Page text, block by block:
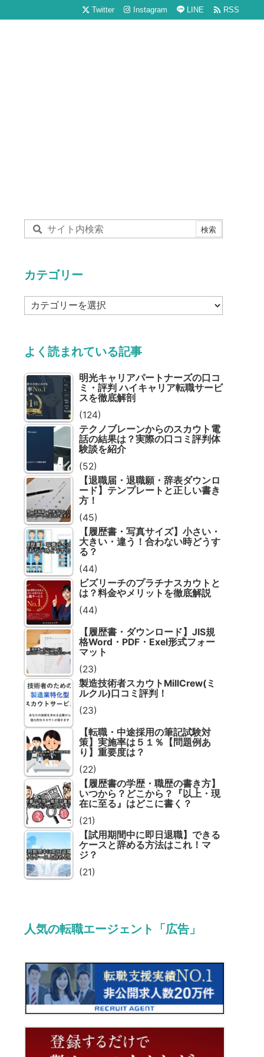
Twitter Instagram LINE  RSS
カテゴリー
カ
テ
ー
よく読まれている記事
明光キャリアパートナーズの口コ
ミ・評判 ハイキャリア転職サービ
スを徹底解剖
(124)
テクノブレーンからのスカウト電
話の結果は？実際の口コミ評判体
験談を紹介
(52)
【退職届・退職願・辞表ダウンロ
ード】テンプレートと正しい書き
方！
(45)
【履歴書・写真サイズ】小さい・
大きい・違う！合わない時どうす
る？
(44)
ビズリーチのプラチナスカウトと
は？料金やメリットを徹底解説
(44)
【履歴書・ダウンロード】JIS規
格Word・PDF・Exel形式フォー
マット
(23)
製造技術者スカウトMillCrew(ミ
ルクル)口コミ評判！
(23)
【転職・中途採用の筆記試験対
策】実施率は５１％【問題例あ
り】重要度は？
(22)
【履歴書の学歴・職歴の書き方】
いつから？どこから？『以上・現
在に至る』はどこに書く？
(21)
【試用期間中に即日退職】できる
ケースと辞める方法はこれ！マ
ジ？
(21)
人気の転職エージェント「広告」